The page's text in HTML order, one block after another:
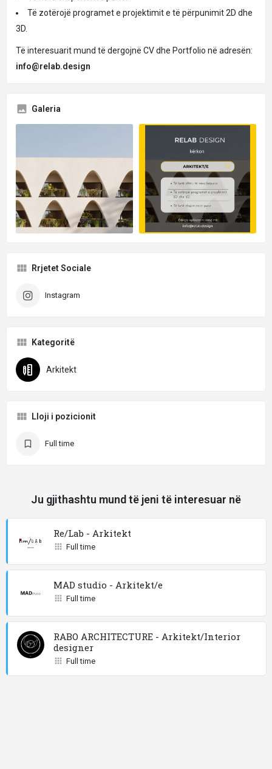
Të zotërojë programet e projektimit e të përpunimit 2D dhe
3D.
Të interesuarit mund të dergojnë CV dhe Portfolio në adresën:
info@relab.design
Galeria
Rrjetet Sociale
Instagram
Kategoritë
Arkitekt
Lloji i pozicionit
Full time
Ju gjithashtu mund të jeni të interesuar në
Re/Lab - Arkitekt
Full time
MAD studio - Arkitekt/e
Full time
RABO ARCHITECTURE - Arkitekt/Interior
designer
Full time